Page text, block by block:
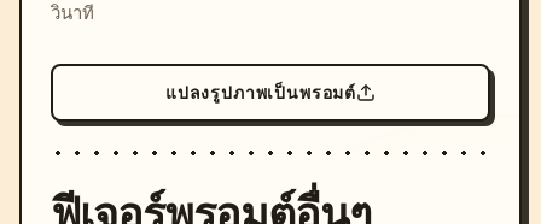
วินาที
แปลงรูปภาพเป็นพรอมต์